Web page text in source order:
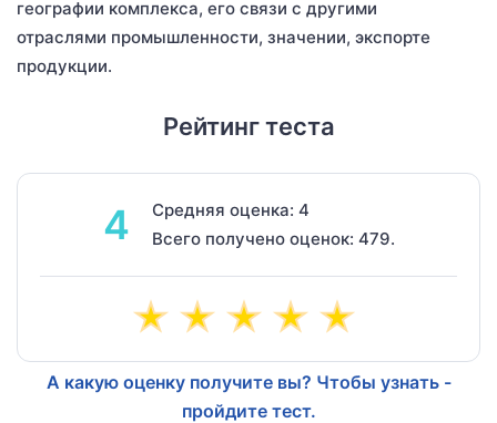
географии комплекса, его связи с другими
отраслями промышленности, значении, экспорте
продукции.
Рейтинг теста
4
Средняя оценка: 4
Всего получено оценок: 479.
А какую оценку получите вы? Чтобы узнать -
пройдите тест.